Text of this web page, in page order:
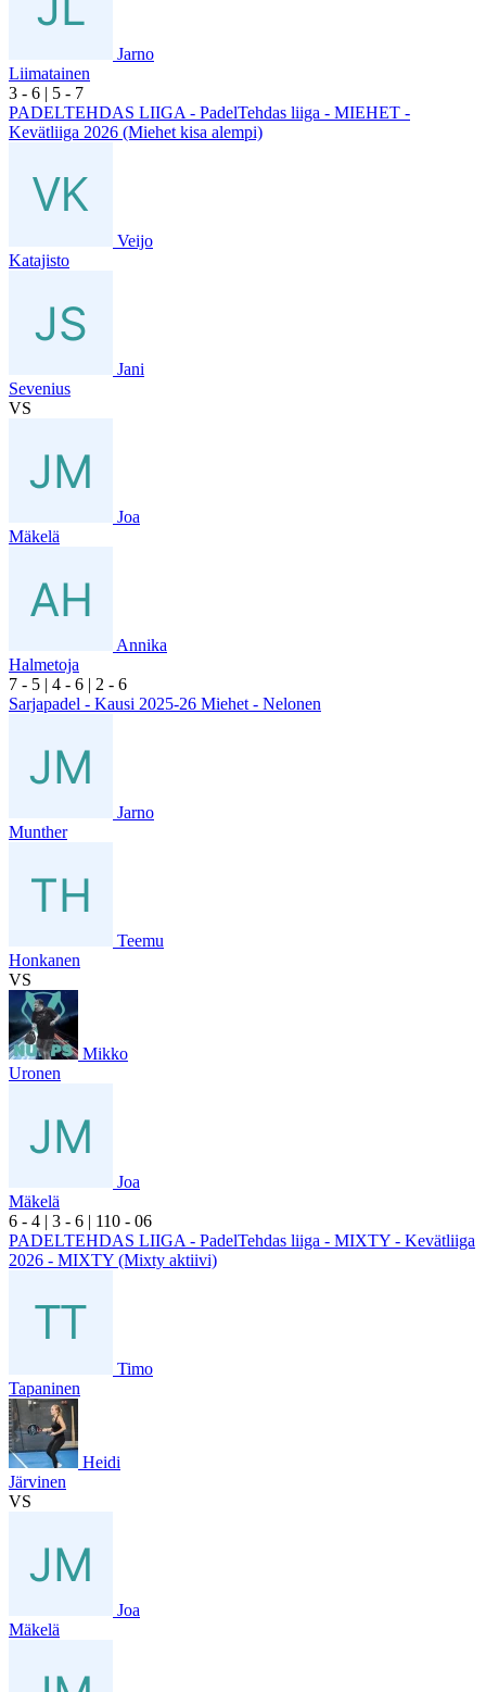
Jarno
Liimatainen
3 - 6 | 5 - 7
PADELTEHDAS LIIGA - PadelTehdas liiga - MIEHET -
Kevätliiga 2026 (Miehet kisa alempi)
Veijo
Katajisto
Jani
Sevenius
VS
Joa
Mäkelä
Annika
Halmetoja
7 - 5 | 4 - 6 | 2 - 6
Sarjapadel - Kausi 2025-26 Miehet - Nelonen
Jarno
Munther
Teemu
Honkanen
VS
Mikko
Uronen
Joa
Mäkelä
6 - 4 | 3 - 6 | 110 - 06
PADELTEHDAS LIIGA - PadelTehdas liiga - MIXTY - Kevätliiga
2026 - MIXTY (Mixty aktiivi)
Timo
Tapaninen
Heidi
Järvinen
VS
Joa
Mäkelä